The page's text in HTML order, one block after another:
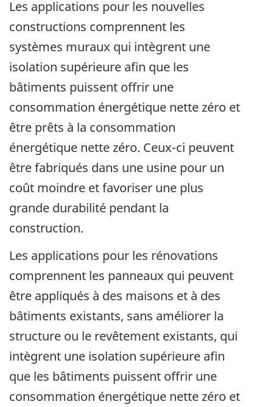
Les applications pour les nouvelles
constructions comprennent les
systèmes muraux qui intègrent une
isolation supérieure afin que les
bâtiments puissent offrir une
consommation énergétique nette zéro et
être prêts à la consommation
énergétique nette zéro. Ceux-ci peuvent
être fabriqués dans une usine pour un
coût moindre et favoriser une plus
grande durabilité pendant la
construction.
Les applications pour les rénovations
comprennent les panneaux qui peuvent
être appliqués à des maisons et à des
bâtiments existants, sans améliorer la
structure ou le revêtement existants, qui
intègrent une isolation supérieure afin
que les bâtiments puissent offrir une
consommation énergétique nette zéro et